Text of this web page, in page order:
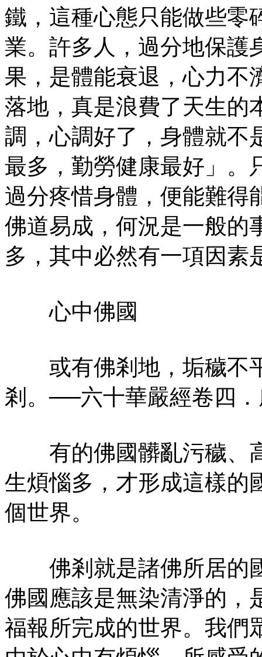
鐵，這種心態只能做些零
業。許多人，過分地保護
果，是體能衰退，心力不
落地，真是浪費了天生的
調，心調好了，身體就不
最多，勤勞健康最好」。
過分疼惜身體，便能難得
佛道易成，何況是一般的
多，其中必然有一項因素
心中佛國
或有佛剎地，垢穢不
剎。──六十華嚴經卷四
有的佛國髒亂污穢、
生煩惱多，才形成這樣的
個世界。
佛剎就是諸佛所居的
佛國應該是無染清淨的，
福報所完成的世界。我們